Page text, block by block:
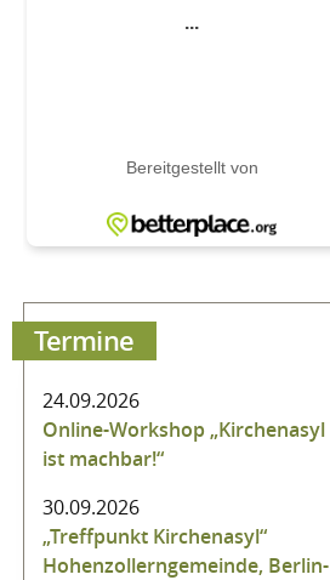
Termine
24.09.2026
Online-Workshop „Kirchenasyl
ist machbar!“
30.09.2026
„Treffpunkt Kirchenasyl“
Hohenzollerngemeinde, Berlin-